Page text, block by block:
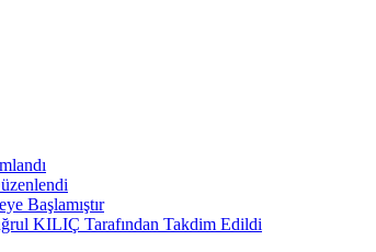
Başlamıştır
KILIÇ Tarafından Takdim Edildi